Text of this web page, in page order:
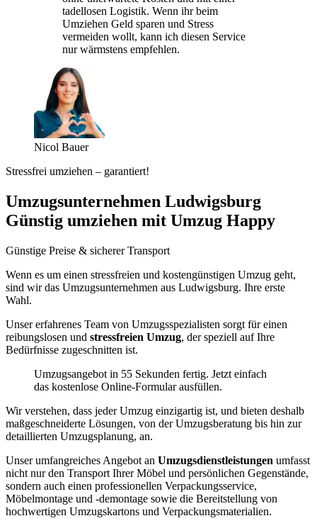
tadellosen Logistik. Wenn ihr beim
Umziehen Geld sparen und Stress
vermeiden wollt, kann ich diesen Service
nur wärmstens empfehlen.
Nicol Bauer
Stressfrei umziehen – garantiert!
Umzugsunternehmen Ludwigsburg
Günstig umziehen mit Umzug Happy
Günstige Preise & sicherer Transport
Wenn es um einen stressfreien und kostengünstigen Umzug geht,
sind wir das Umzugsunternehmen aus Ludwigsburg. Ihre erste
Wahl.
Unser erfahrenes Team von Umzugsspezialisten sorgt für einen
reibungslosen und stressfreien Umzug, der speziell auf Ihre
Bedürfnisse zugeschnitten ist.
Umzugsangebot in 55 Sekunden fertig. Jetzt einfach
das kostenlose Online-Formular ausfüllen.
Wir verstehen, dass jeder Umzug einzigartig ist, und bieten deshalb
maßgeschneiderte Lösungen, von der Umzugsberatung bis hin zur
detaillierten Umzugsplanung, an.
Unser umfangreiches Angebot an Umzugsdienstleistungen umfasst
nicht nur den Transport Ihrer Möbel und persönlichen Gegenstände,
sondern auch einen professionellen Verpackungsservice,
Möbelmontage und -demontage sowie die Bereitstellung von
hochwertigen Umzugskartons und Verpackungsmaterialien.